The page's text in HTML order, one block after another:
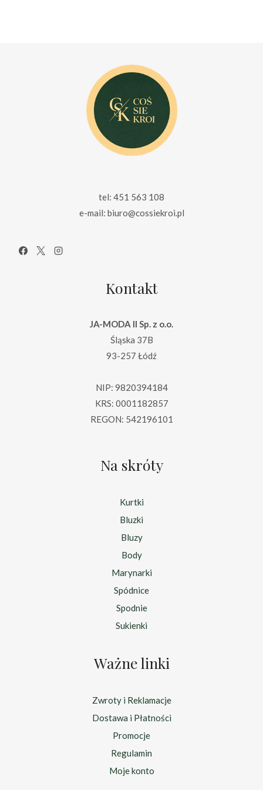
tel: 451 563 108
e-mail: biuro@cossiekroi.pl
Kontakt
JA-MODA II Sp. z o.o.
Śląska 37B
93-257 Łódź
NIP: 9820394184
KRS: 0001182857
REGON: 542196101
Na skróty
Kurtki
Bluzki
Bluzy
Body
Marynarki
Spódnice
Spodnie
Sukienki
Ważne linki
Zwroty i Reklamacje
Dostawa i Płatności
Promocje
Regulamin
Moje konto